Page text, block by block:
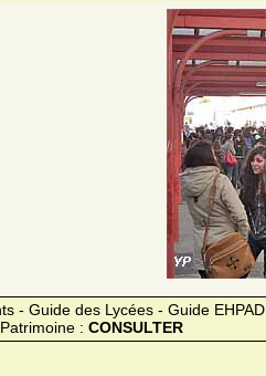
- Guide des Lycées - Guide EHPAD
: CONSULTER